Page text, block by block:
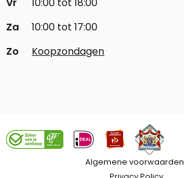
Vr
10:00 tot 18:00
Za
10:00 tot 17:00
Zo
Koopzondagen
Algemene voorwaarden